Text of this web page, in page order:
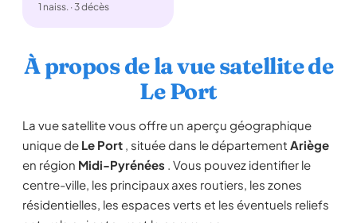
1 naiss. · 3 décès
À propos de la vue satellite de
Le Port
La vue satellite vous offre un aperçu géographique
unique de Le Port , située dans le département Ariège
en région Midi-Pyrénées . Vous pouvez identifier le
centre-ville, les principaux axes routiers, les zones
résidentielles, les espaces verts et les éventuels reliefs